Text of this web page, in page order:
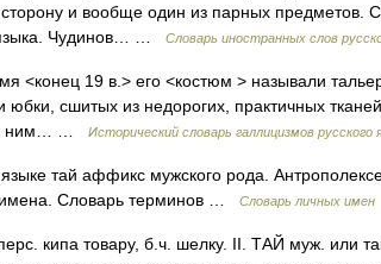
сторону и вообще один из парных предметов.
языка. Чудинов… …
Словарь иностранных слов
<конец 19 в.> его <костюм > называли
юбки, сшитых из недорогих, практичных
к ним… …
Исторический словарь галлицизмов русского
тай аффикс мужского рода.
имена. Словарь терминов …
Словарь личных имен
кипа товару, б.ч. шелку. II. ТАЙ муж. или